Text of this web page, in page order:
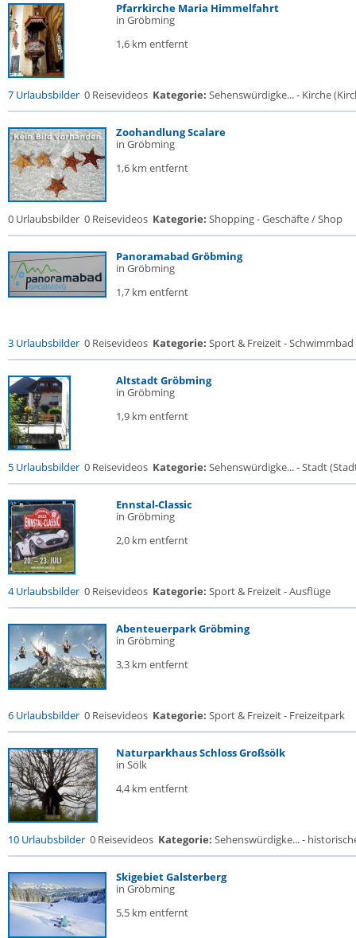
Pfarrkirche Maria Himmelfahrt
in Gröbming
1,6 km entfernt
7 Urlaubsbilder 0 Reisevideos Kategorie: Sehenswürdigke... - Kirche
Zoohandlung Scalare
in Gröbming
1,6 km entfernt
0 Urlaubsbilder 0 Reisevideos Kategorie: Shopping - Geschäfte / Shop
Panoramabad Gröbming
in Gröbming
1,7 km entfernt
3 Urlaubsbilder 0 Reisevideos Kategorie: Sport & Freizeit - Schwimmbad
Altstadt Gröbming
in Gröbming
1,9 km entfernt
5 Urlaubsbilder 0 Reisevideos Kategorie: Sehenswürdigke... - Stadt
Ennstal-Classic
in Gröbming
2,0 km entfernt
4 Urlaubsbilder 0 Reisevideos Kategorie: Sport & Freizeit - Ausflüge
Abenteuerpark Gröbming
in Gröbming
3,3 km entfernt
6 Urlaubsbilder 0 Reisevideos Kategorie: Sport & Freizeit - Freizeitpark
Naturparkhaus Schloss Großsölk
in Sölk
4,4 km entfernt
10 Urlaubsbilder 0 Reisevideos Kategorie: Sehenswürdigke... -
Skigebiet Galsterberg
in Gröbming
5,5 km entfernt